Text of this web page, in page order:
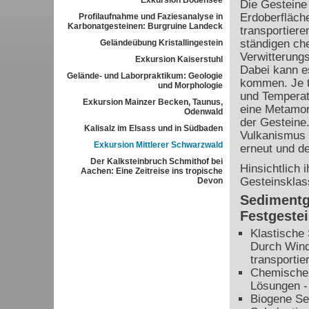
Profilaufnahme und Faziesanalyse in
Karbonatgesteinen: Burgruine Landeck
Geländeübung Kristallingestein
Exkursion Kaiserstuhl
Gelände- und Laborpraktikum: Geologie
und Morphologie
Exkursion Mainzer Becken, Taunus,
Odenwald
Kalisalz im Elsass und in Südbaden
Exkursion Mittlerer Schwarzwald
Der Kalksteinbruch Schmithof bei
Aachen: Eine Zeitreise ins tropische
Devon
Die
ständigen
Dabei kann
kommen. Je
und
eine
der
erneut und
Hinsichtlich
Klastische
Durch
Lösungen
Biogene